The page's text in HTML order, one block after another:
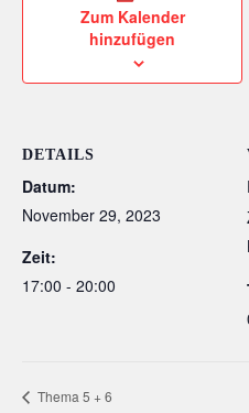
Zum Kalender
hinzufügen
DETAILS
Datum:
November 29, 2023
Zeit:
17:00 - 20:00
Thema 5 + 6